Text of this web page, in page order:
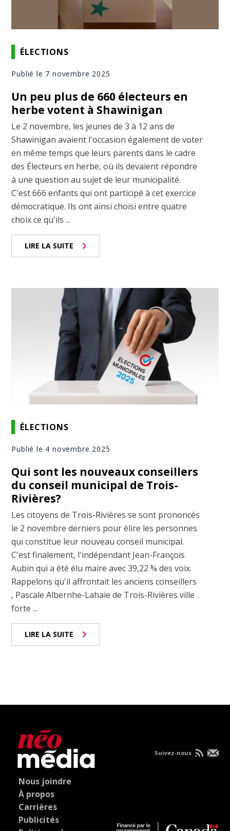
ÉLECTIONS
Publié le 7 novembre 2025
Un peu plus de 660 électeurs en
herbe votent à Shawinigan
Le 2 novembre, les jeunes de 3 à 12 ans de
Shawinigan avaient l'occasion également de voter
en même temps que leurs parents dans le cadre
des Électeurs en herbe, où ils devaient répondre
à une question au sujet de leur municipalité.
C'est 666 enfants qui ont participé à cet exercice
démocratique. Ils ont ainsi choisi entre quatre
choix ce qu'ils ...
LIRE LA SUITE
ÉLECTIONS
Publié le 4 novembre 2025
Qui sont les nouveaux conseillers
du conseil municipal de Trois-
Rivières?
Les citoyens de Trois-Rivières se sont prononcés
le 2 novembre derniers pour élire les personnes
qui constitue leur nouveau conseil municipal.
C'est finalement, l'indépendant Jean-François
Aubin qui a été élu maire avec 39,22 % des voix.
Rappelons qu'il affrontait les anciens conseillers
, Pascale Albernhe-Lahaie de Trois-Rivières ville
forte ...
LIRE LA SUITE
Nous joindre
À propos
Carrières
Publicités
Suivez-nous